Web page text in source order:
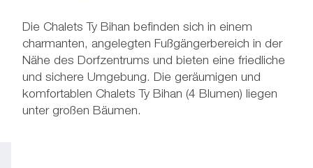
Die Chalets Ty Bihan befinden sich in einem
charmanten, angelegten Fußgängerbereich in der
Nähe des Dorfzentrums und bieten eine friedliche
und sichere Umgebung. Die geräumigen und
komfortablen Chalets Ty Bihan (4 Blumen) liegen
unter großen Bäumen.